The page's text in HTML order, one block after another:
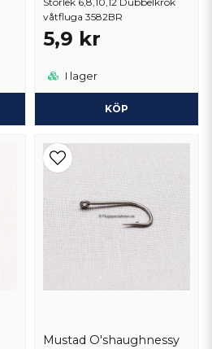
våtfluga 3582BR
5,9 kr
I lager
KÖP
Mustad O'shaughnessy